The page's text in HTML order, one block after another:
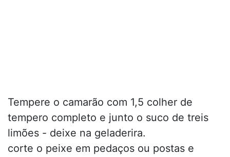
Tempere o camarão com 1,5 colher de
tempero completo e junto o suco de treis
limões - deixe na geladerira.
corte o peixe em pedaços ou postas e